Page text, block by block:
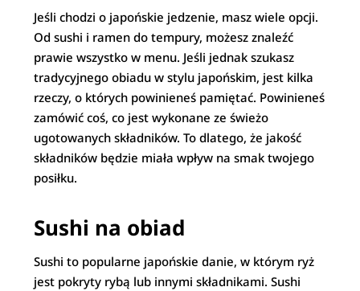
Jeśli chodzi o japońskie jedzenie, masz wiele opcji.
Od sushi i ramen do tempury, możesz znaleźć
prawie wszystko w menu. Jeśli jednak szukasz
tradycyjnego obiadu w stylu japońskim, jest kilka
rzeczy, o których powinieneś pamiętać. Powinieneś
zamówić coś, co jest wykonane ze świeżo
ugotowanych składników. To dlatego, że jakość
składników będzie miała wpływ na smak twojego
posiłku.
Sushi na obiad
Sushi to popularne japońskie danie, w którym ryż
jest pokryty rybą lub innymi składnikami. Sushi